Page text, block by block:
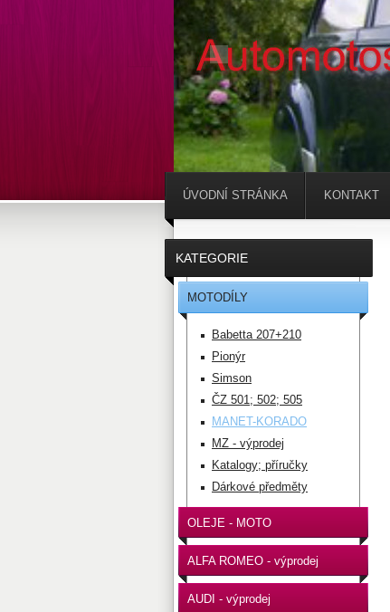
KATEGORIE
MOTODÍLY
Babetta 207+210
Pionýr
Simson
ČZ 501; 502; 505
MANET-KORADO
MZ - výprodej
Katalogy; příručky
Dárkové předměty
OLEJE - MOTO
ALFA ROMEO - výprodej
AUDI - výprodej
ÚVODNÍ STRÁNKA KONTAKT